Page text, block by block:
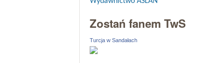
Zostań fanem TwS
Turcja w Sandałach